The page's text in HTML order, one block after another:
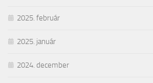
2025. február
2025. január
2024. december